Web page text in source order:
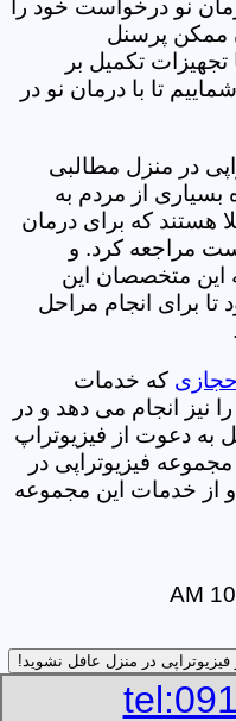
نو درخواست خود را
ممکن پرسنل
تکمیل بر
تا با درمان نو در
در منزل مطالبی
بسیاری از مردم به
هستند که برای درمان
مراجعه کرد. و
این متخصصان این
برای انجام مراحل
که خدمات
نیز انجام می دهد و در
به دعوت از فیزیوتراپ
فیزیوتراپی در
و از خدمات این مجموعه
در منزل عافل نشوید!